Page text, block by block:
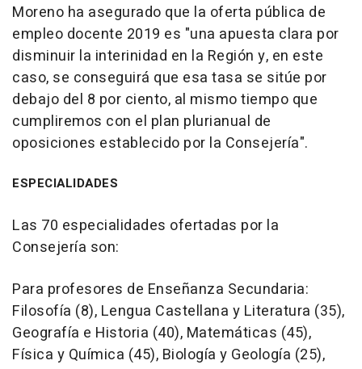
Moreno ha asegurado que la oferta pública de
empleo docente 2019 es "una apuesta clara por
disminuir la interinidad en la Región y, en este
caso, se conseguirá que esa tasa se sitúe por
debajo del 8 por ciento, al mismo tiempo que
cumpliremos con el plan plurianual de
oposiciones establecido por la Consejería".
ESPECIALIDADES
Las 70 especialidades ofertadas por la
Consejería son:
Para profesores de Enseñanza Secundaria:
Filosofía (8), Lengua Castellana y Literatura (35),
Geografía e Historia (40), Matemáticas (45),
Física y Química (45), Biología y Geología (25),